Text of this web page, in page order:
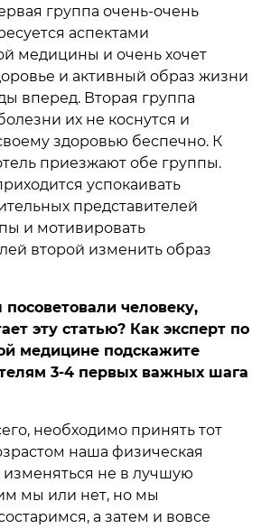
группа очень-очень
аспектами
медицины и очень хочет
и активный образ жизни
вперед. Вторая группа
их не коснутся и
здоровью беспечно. К
приезжают обе группы.
успокаивать
представителей
и мотивировать
второй изменить образ
человеку,
эту статью? Как эксперт по
медицине подскажите
3-4 первых важных шага
необходимо принять тот
наша физическая
не в лучшую
мы или нет, но мы
а затем и вовсе